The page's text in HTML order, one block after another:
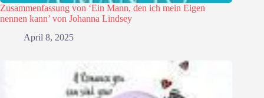
Zusammenfassung von ‘Ein Mann, den ich mein Eigen
nennen kann’ von Johanna Lindsey
April 8, 2025